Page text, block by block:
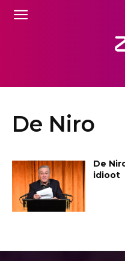
De Niro
De
idioot